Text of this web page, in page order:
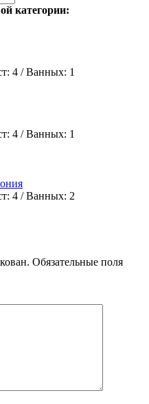
категории:
4 /Ванных: 1
4 /Ванных: 1
4 /Ванных: 2
Обязательные поля